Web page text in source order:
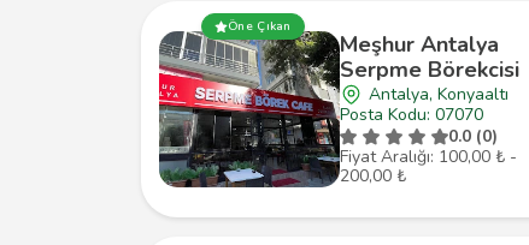
Öne Çıkan
Meşhur Antalya
Serpme Börekcisi
Antalya, Konyaaltı
Posta Kodu: 07070
0.0 (0)
Fiyat Aralığı: 100,00 ₺ -
200,00 ₺